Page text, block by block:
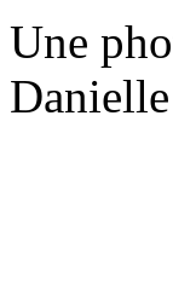
Une